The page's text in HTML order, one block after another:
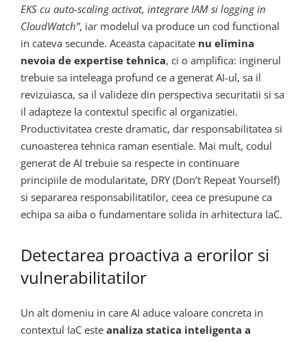
EKS cu auto-scaling activat, integrare IAM si logging in
CloudWatch”, iar modelul va produce un cod functional
in cateva secunde. Aceasta capacitate nu elimina
nevoia de expertise tehnica, ci o amplifica: inginerul
trebuie sa inteleaga profund ce a generat AI-ul, sa il
revizuiasca, sa il valideze din perspectiva securitatii si sa
il adapteze la contextul specific al organizatiei.
Productivitatea creste dramatic, dar responsabilitatea si
cunoasterea tehnica raman esentiale. Mai mult, codul
generat de AI trebuie sa respecte in continuare
principiile de modularitate, DRY (Don’t Repeat Yourself)
si separarea responsabilitatilor, ceea ce presupune ca
echipa sa aiba o fundamentare solida in arhitectura IaC.
Detectarea proactiva a erorilor si
vulnerabilitatilor
Un alt domeniu in care AI aduce valoare concreta in
contextul IaC este analiza statica inteligenta a